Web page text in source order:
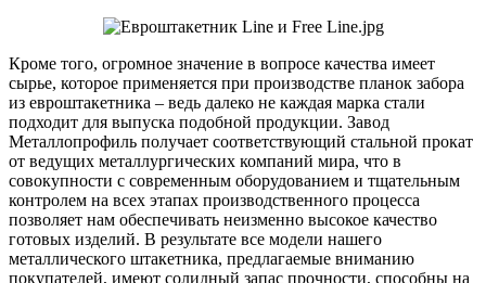
Кроме того, огромное значение в вопросе качества имеет
сырье, которое применяется при производстве планок забора
из евроштакетника – ведь далеко не каждая марка стали
подходит для выпуска подобной продукции. Завод
Металлопрофиль получает соответствующий стальной прокат
от ведущих металлургических компаний мира, что в
совокупности с современным оборудованием и тщательным
контролем на всех этапах производственного процесса
позволяет нам обеспечивать неизменно высокое качество
готовых изделий. В результате все модели нашего
металлического штакетника, предлагаемые вниманию
покупателей, имеют солидный запас прочности, способны на